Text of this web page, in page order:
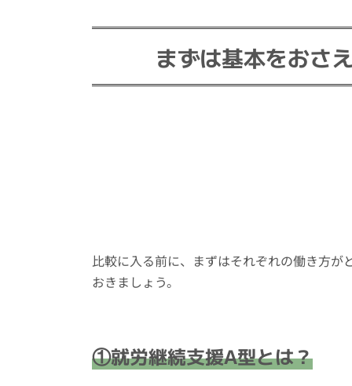
まずは基本をおさ
比較に入る前に、まずはそれぞれの働き方
おきましょう。
①就労継続支援A型とは？